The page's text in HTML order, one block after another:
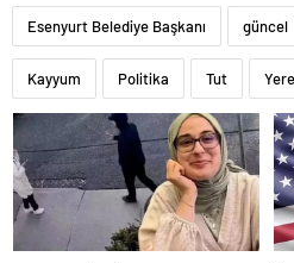
Esenyurt Belediye Başkanı güncel
Kayyum Politika Tut